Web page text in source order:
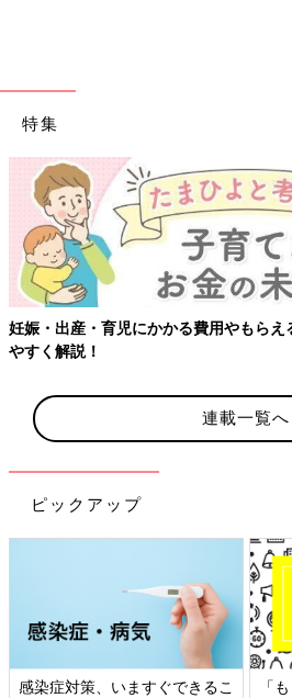
特集
費用やもらえる補助金・助成金をわかり
連載一覧へ
ピックアップ
すぐできるこ
「もしものときの」赤